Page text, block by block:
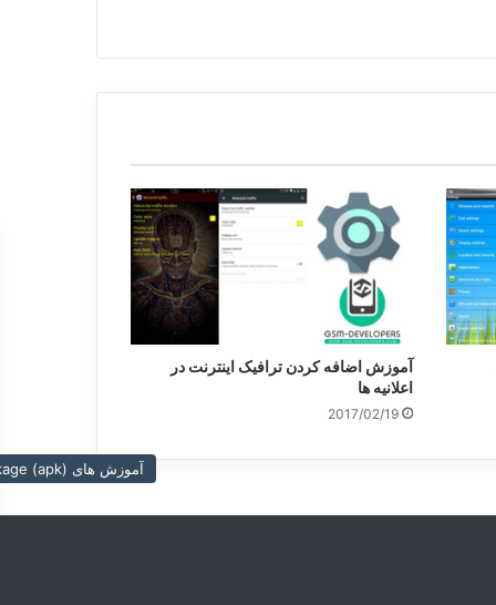
آموزش اضافه کردن ترافیک اینترنت در
اعلانیه ها
2017/02/19
آموزش های (android application package (apk سیستمی و غیر سیستمی